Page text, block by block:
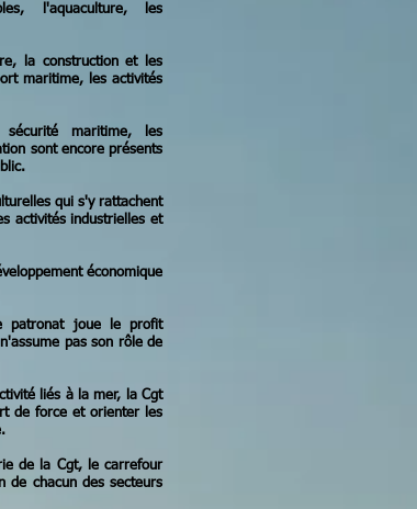
l'aquaculture, les
la construction et les
maritime, les activités
maritime, les
sont encore présents
qui s'y rattachent
activités industrielles et
économique
patronat joue le profit
pas son rôle de
liés à la mer, la Cgt
de force et orienter les
de la Cgt, le carrefour
de chacun des secteurs